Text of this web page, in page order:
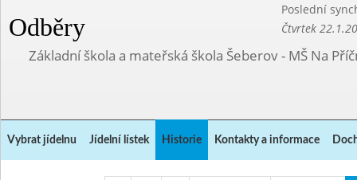
Odběry
Poslední
Čtvrtek
Základní škola a mateřská škola Šeberov - MŠ Na
Vybrat jídelnu Jídelní lístek Historie Kontakty a informace